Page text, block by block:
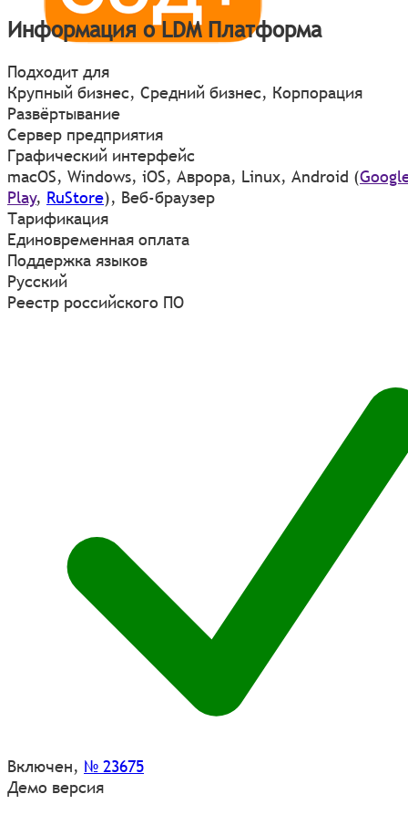
Информация о LDM Платформа
Подходит для
Крупный бизнес, Средний бизнес, Корпорация
Развёртывание
Сервер предприятия
Графический интерфейс
macOS, Windows, iOS, Аврора, Linux, Android (
Play, RuStore), Веб-браузер
Тарификация
Единовременная оплата
Поддержка языков
Русский
Реестр российского ПО
Включен, № 23675
Демо версия